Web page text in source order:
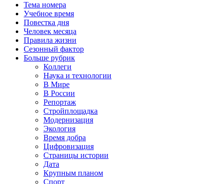
Тема номера
Учебное время
Повестка дня
Человек месяца
Правила жизни
Сезонный фактор
Больше рубрик
Коллеги
Наука и технологии
В Мире
В России
Репортаж
Стройплощадка
Модернизация
Экология
Время добра
Цифровизация
Страницы истории
Дата
Крупным планом
Спорт